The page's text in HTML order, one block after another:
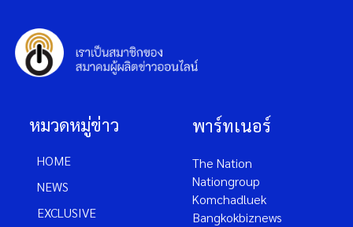
หมวดหมู่ข่าว
HOME
NEWS
EXCLUSIVE
พาร์ทเนอร์
The Nation
Nationgroup
Komchadluek
Bangkokbiznews